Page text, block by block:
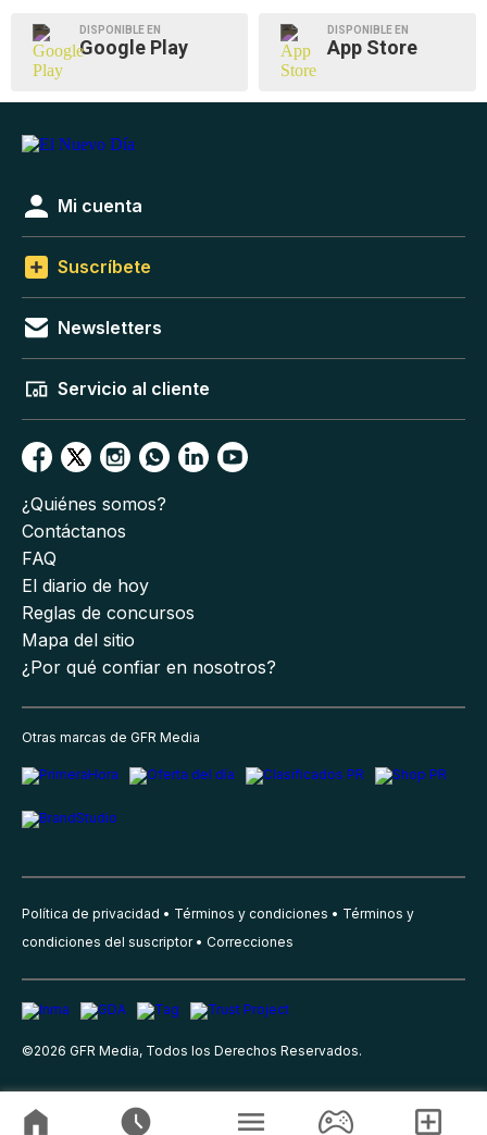
DISPONIBLE EN
Google Play
DISPONIBLE EN
App Store
Mi cuenta
Suscríbete
Newsletters
Servicio al cliente
¿Quiénes somos?
Contáctanos
FAQ
El diario de hoy
Reglas de concursos
Mapa del sitio
¿Por qué confiar en nosotros?
Otras marcas de GFR Media
Política de privacidad Términos y condiciones
Términos y
condiciones del suscriptor
Correcciones
©2026 GFR Media, Todos los Derechos Reservados.